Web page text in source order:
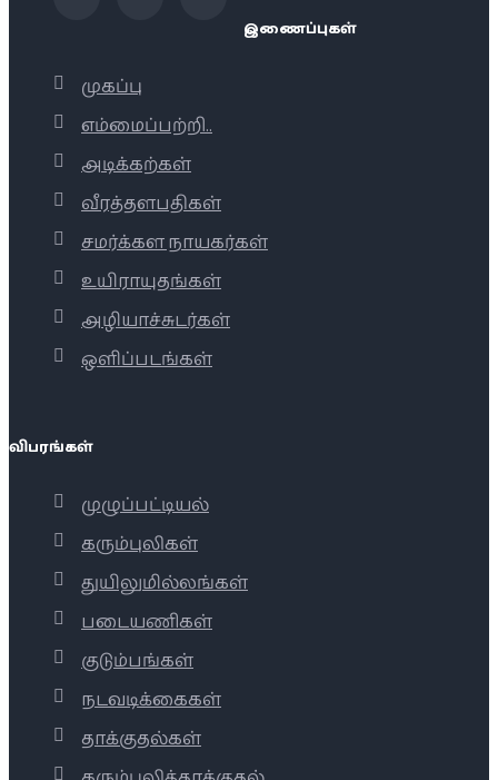
இணைப்புகள்
முகப்பு
எம்மைப்பற்றி..
அடிக்கற்கள்
வீரத்தளபதிகள்
சமர்க்கள நாயகர்கள்
உயிராயுதங்கள்
அழியாச்சுடர்கள்
ஒளிப்படங்கள்
விபரங்கள்
முழுப்பட்டியல்
கரும்புலிகள்
துயிலுமில்லங்கள்
படையணிகள்
குடும்பங்கள்
நடவடிக்கைகள்
தாக்குதல்கள்